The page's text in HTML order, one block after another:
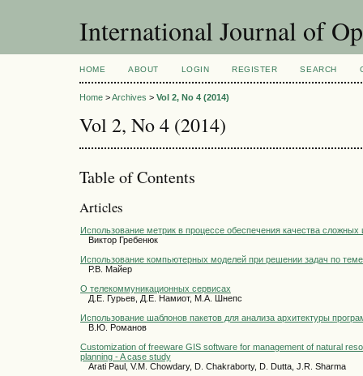
International Journal of
HOME ABOUT LOGIN REGISTER SEARCH
Home >Archives > Vol 2, No 4 (2014)
Vol 2, No 4 (2014)
Table of Contents
Articles
Использование метрик в процессе обеспечения качества
Виктор Гребенюк
Использование компьютерных моделей при решении задач по теме
Р.В. Майер
О телекоммуникационных сервисах
Д.Е. Гурьев, Д.Е. Намиот, М.А. Шнепс
Использование шаблонов пакетов для анализа архитектуры
В.Ю. Романов
Customization of freeware GIS software for management of natural
planning - A case study
Arati Paul, V.M. Chowdary, D. Chakraborty, D. Dutta, J.R. Sharma